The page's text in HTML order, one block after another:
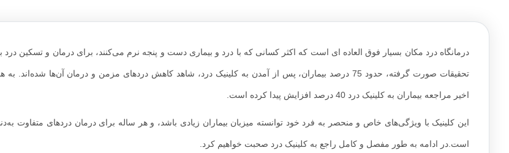
درمانگاه درد مکان بسیار فوق العاده ای است که اکثر کسانی که با درد و بیماری دست و پنجه نرم می‌کنند، برای درمان و تسکین
تحقیقات صورت گرفته، حدود 75 درصد بیماران، پس از آمدن به کلینیک درد، شاهد کاهش دردهای مزمن و درمان آن‌ها
اخیر مراجعه بیماران به کلینیک درد 40 درصد افزایش پیدا کرده است.
این کلینیک با ویژگی‌های خاص و منحصر به فرد خود توانسته میزبان بیماران زیادی باشد، و هر ساله برای درمان دردهای متفاوت
است.در ادامه به طور مفصل و کامل راجع به کلینیک درد صحبت خواهیم کرد.